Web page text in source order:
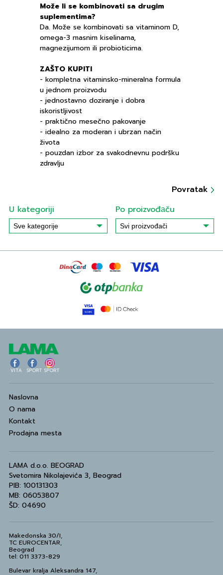
Može li se kombinovati sa drugim
suplementima?
Da. Može se kombinovati sa vitaminom D,
omega-3 masnim kiselinama,
magnezijumom ili probioticima.
ZAŠTO KUPITI
- kompletna vitaminsko-mineralna formula
u jednom proizvodu
- jednostavno doziranje i dobra
iskoristljivost
- praktično mesečno pakovanje
- idealno za moderan i ubrzan način
života
- pouzdan izbor za svakodnevnu podršku
zdravlju
Povratak
U kategoriji
Po proizvođаču
VITA SPORT SPORT
Naslovna
O nama
Kontakt
Prodajna mesta
LAMA d.o.o. BEOGRAD
Svetomira Nikolajevića 3, Beograd
PIB: 100131303
MB: 06053807
ŠD: 04690
Makedonska 30/I,
TC EUROCENTAR,
Beograd
tel: 011 3373-829
Bulevar kralja Aleksandra 147,